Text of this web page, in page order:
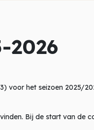
2026
voor het seizoen 2025/
Bij de start van de